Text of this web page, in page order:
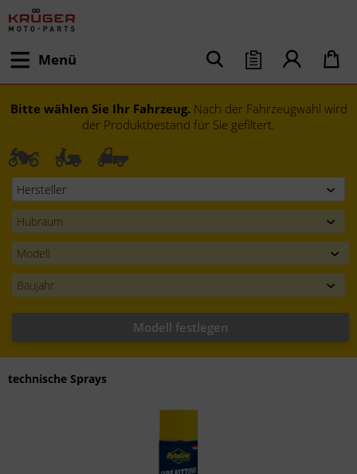
Menü
Bitte wählen Sie Ihr Fahrzeug. Nach der Fahrzeugwahl wird
der Produktbestand für Sie gefiltert.
Modell festlegen
technische Sprays